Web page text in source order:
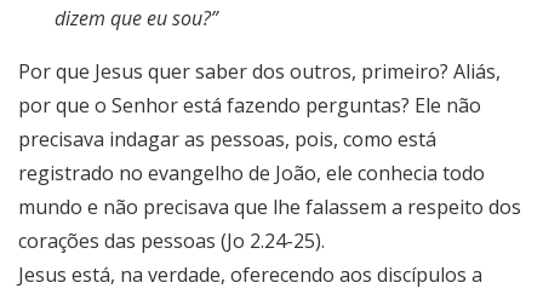
dizem que eu sou?”
Por que Jesus quer saber dos outros, primeiro? Aliás,
por que o Senhor está fazendo perguntas? Ele não
precisava indagar as pessoas, pois, como está
registrado no evangelho de João, ele conhecia todo
mundo e não precisava que lhe falassem a respeito dos
corações das pessoas (Jo 2.24-25).
Jesus está, na verdade, oferecendo aos discípulos a